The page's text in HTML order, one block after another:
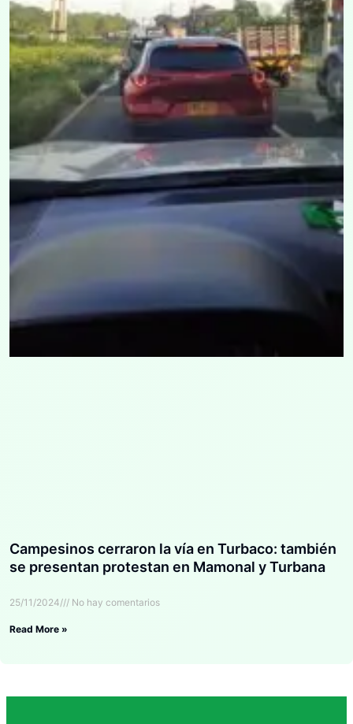
Campesinos cerraron la vía en Turbaco: también
se presentan protestan en Mamonal y Turbana
25/11/2024 No hay comentarios
Read More »